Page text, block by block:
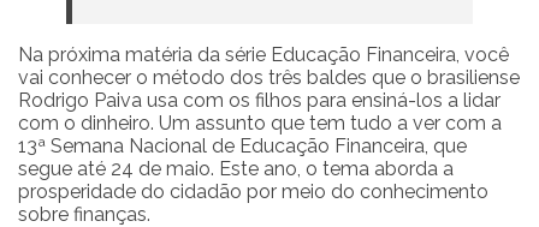
Na próxima matéria da série Educação Financeira, você
vai conhecer o método dos três baldes que o brasiliense
Rodrigo Paiva usa com os filhos para ensiná-los a lidar
com o dinheiro. Um assunto que tem tudo a ver com a
13ª Semana Nacional de Educação Financeira, que
segue até 24 de maio. Este ano, o tema aborda a
prosperidade do cidadão por meio do conhecimento
sobre finanças.